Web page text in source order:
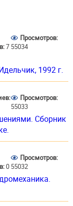
7
Просмотров:
55034
1992 г.
Просмотров:
55033
Сборник
0
Просмотров:
55032